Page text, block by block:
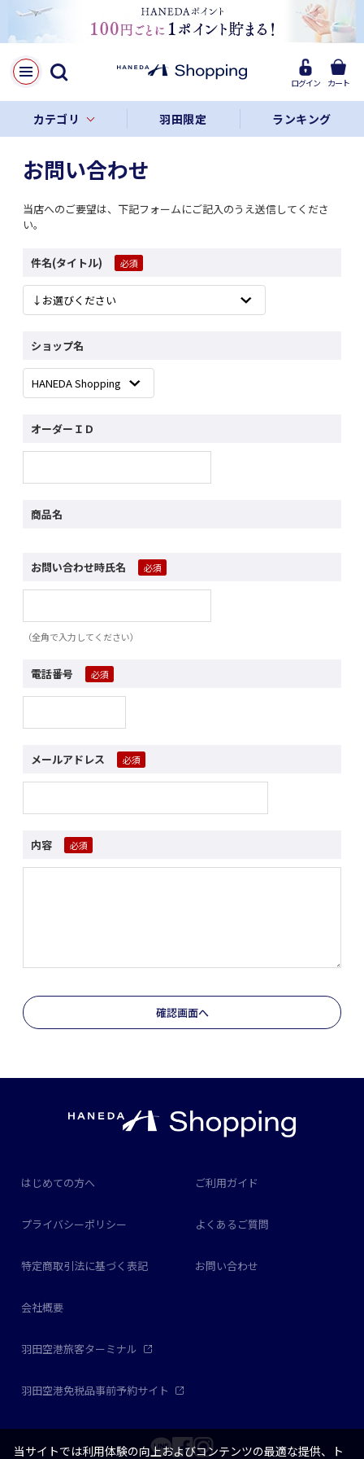
ログイン カート
カテゴリ 羽田限定 ランキング
お問い合わせ
当店へのご要望は、下記フォームにご記入のうえ送信してくださ
い。
件名(タイトル)
ショップ名
オーダーＩＤ
商品名
お問い合わせ時氏名
（全角で入力してください）
電話番号
メールアドレス
内容
はじめての方へ ご利用ガイド
プライバシーポリシー よくあるご質問
特定商取引法に基づく表記 お問い合わせ
会社概要
羽田空港旅客ターミナル
羽田空港免税品事前予約サイト
当サイトでは利用体験の向上およびコンテンツの最適な提供、ト